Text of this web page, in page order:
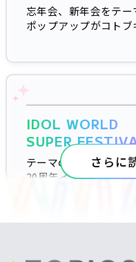
忘年会、新年会をテー
ポップアップがコトブ
IDOL WORLD
SUPER
テーマの異なる三日間
20周年イヤーのフィ
さらに